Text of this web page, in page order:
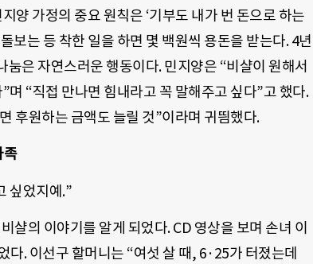
양 가정의 중요 원칙은 ‘기부도 내가 번 돈으로 하는
보는 등 착한 일을 하면 몇 백원씩 용돈을 받는다. 4년
은 자연스러운 행동이다. 민지양은 “비샬이 원해서
“직접 만나면 힘내라고 꼭 말해주고 싶다”고 했다.
후원하는 금액도 늘릴 것”이라며 귀띔했다.
족
싶었지예.”
샬의 이야기를 알게 되었다. CD 영상을 보며 손녀 이
. 이선구 할머니는 “여섯 살 때, 6·25가 터졌는데